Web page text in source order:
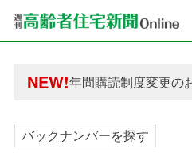
NEW!
年間購読制度変更の
年間購読制度変更の
バックナンバーを探す